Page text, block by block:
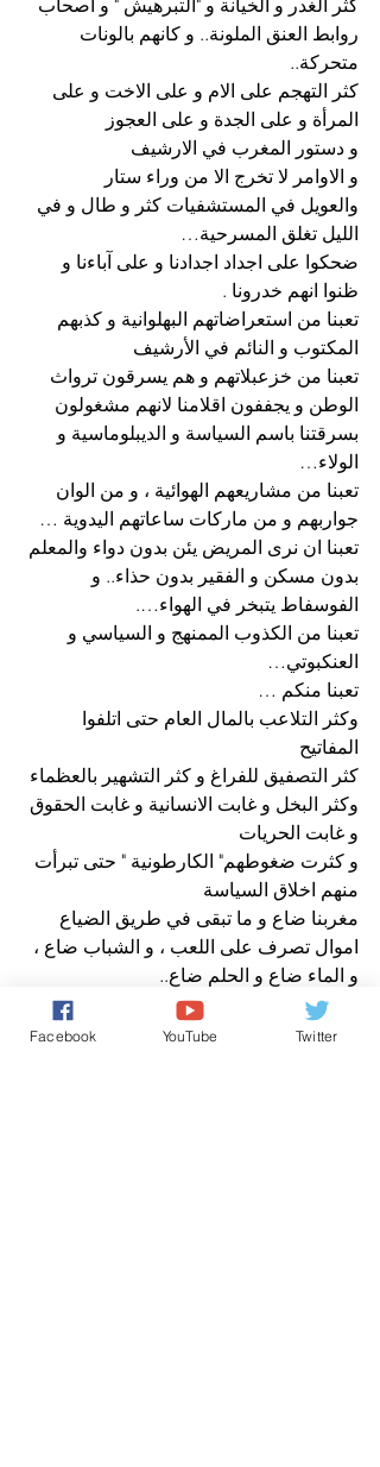
روابط العنق الملونة.. و كانهم بالونات
متحركة..
كثر التهجم على الام و على الاخت و على
المرأة و على الجدة و على العجوز
و دستور المغرب في الارشيف
و الاوامر لا تخرج الا من وراء ستار
والعويل في المستشفيات كثر و طال و في
الليل تغلق المسرحية…
ضحكوا على اجداد اجدادنا و على آباءنا و
ظنوا انهم خدرونا .
تعبنا من استعراضاتهم البهلوانية و كذبهم
المكتوب و النائم في الأرشيف
تعبنا من خزعبلاتهم و هم يسرقون ترواث
الوطن و يجففون اقلامنا لانهم مشغولون
بسرقتنا باسم السياسة و الديبلوماسية و
الولاء…
تعبنا من مشاريعهم الهوائية ، و من الوان
جواربهم و من ماركات ساعاتهم اليدوية …
تعبنا ان نرى المريض يئن بدون دواء والمعلم
بدون مسكن و الفقير بدون حذاء.. و
الفوسفاط يتبخر في الهواء….
تعبنا من الكذوب الممنهج و السياسي و
العنكبوتي…
تعبنا منكم …
وكثر التلاعب بالمال العام حتى اتلفوا
المفاتيح
كثر التصفيق للفراغ و كثر التشهير بالعظماء
وكثر البخل و غابت الانسانية و غابت الحقوق
و غابت الحريات
و كثرت ضغوطهم" الكارطونية " حتى تبرأت
منهم اخلاق السياسة
مغربنا ضاع و ما تبقى في طريق الضياع
اموال تصرف على اللعب ، و الشباب ضاع ،
و الماء ضاع و الحلم ضاع..
و تركوا الشعب يشرب من ماء البحر…
مغربنا جرفه الفساد و لوبيات الفسادFacebook YouTube Twitter